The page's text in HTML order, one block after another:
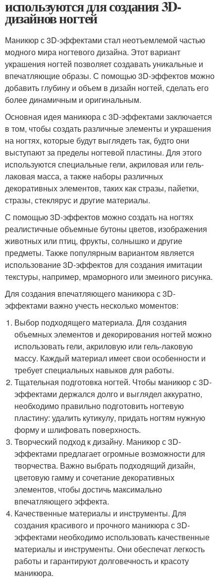
используются для создания 3D-
дизайнов ногтей
Маникюр с 3D-эффектами стал неотъемлемой частью
модного мира ногтевого дизайна. Этот вариант
украшения ногтей позволяет создавать уникальные и
впечатляющие образы. С помощью 3D-эффектов можно
добавить глубину и объем в дизайн ногтей, сделать его
более динамичным и оригинальным.
Основная идея маникюра с 3D-эффектами заключается
в том, чтобы создать различные элементы и украшения
на ногтях, которые будут выглядеть так, будто они
выступают за пределы ногтевой пластины. Для этого
используются специальные гели, акриловая или гель-
лаковая масса, а также наборы различных
декоративных элементов, таких как стразы, пайетки,
стразы, стеклярус и другие материалы.
С помощью 3D-эффектов можно создать на ногтях
реалистичные объемные бутоны цветов, изображения
животных или птиц, фрукты, солнышко и другие
предметы. Также популярным вариантом является
использование 3D-эффектов для создания имитации
текстуры, например, мраморного или змеиного рисунка.
Для создания впечатляющего маникюра с 3D-
эффектами важно учесть несколько моментов:
Выбор подходящего материала. Для создания
объемных элементов и декорирования ногтей можно
использовать гели, акриловую или гель-лаковую
массу. Каждый материал имеет свои особенности и
требует специальных навыков для работы.
Тщательная подготовка ногтей. Чтобы маникюр с 3D-
эффектами держался долго и выглядел аккуратно,
необходимо правильно подготовить ногтевую
пластину: удалить кутикулу, придать ногтям нужную
форму и шлифовать поверхность.
Творческий подход к дизайну. Маникюр с 3D-
эффектами предлагает огромные возможности для
творчества. Важно выбрать подходящий дизайн,
цветовую гамму и сочетание декоративных
элементов, чтобы достичь максимально
впечатляющего эффекта.
Качественные материалы и инструменты. Для
создания красивого и прочного маникюра с 3D-
эффектами необходимо использовать качественные
материалы и инструменты. Они обеспечат легкость
работы и гарантируют долговечность и красоту
маникюра.